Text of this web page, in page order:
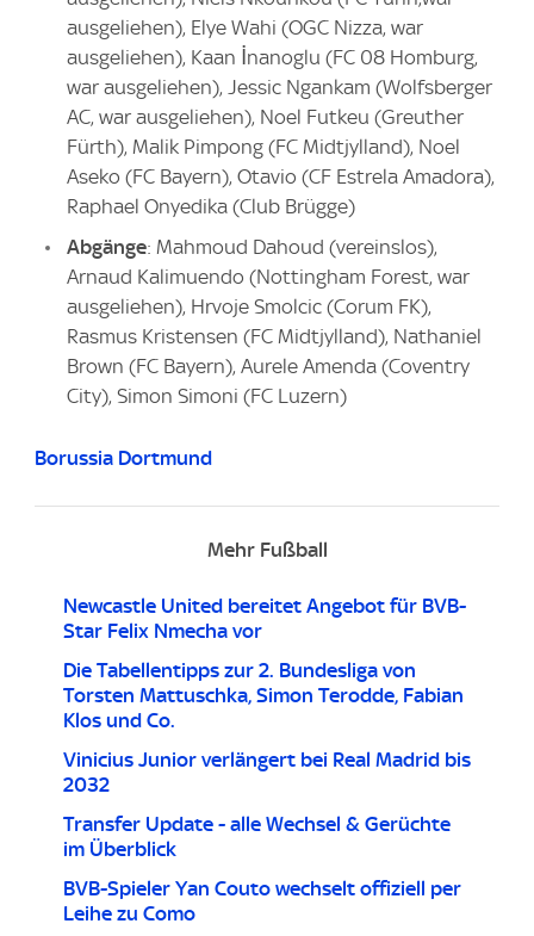
ausgeliehen), Elye Wahi (OGC Nizza, war
ausgeliehen), Kaan İnanoglu (FC 08 Homburg,
war ausgeliehen), Jessic Ngankam (Wolfsberger
AC, war ausgeliehen), Noel Futkeu (Greuther
Fürth), Malik Pimpong (FC Midtjylland), Noel
Aseko (FC Bayern), Otavio (CF Estrela Amadora),
Raphael Onyedika (Club Brügge)
Abgänge: Mahmoud Dahoud (vereinslos),
Arnaud Kalimuendo (Nottingham Forest, war
ausgeliehen), Hrvoje Smolcic (Corum FK),
Rasmus Kristensen (FC Midtjylland), Nathaniel
Brown (FC Bayern), Aurele Amenda (Coventry
City), Simon Simoni (FC Luzern)
Borussia Dortmund
Mehr Fußball
Newcastle United bereitet Angebot für BVB-
Star Felix Nmecha vor
Die Tabellentipps zur 2. Bundesliga von
Torsten Mattuschka, Simon Terodde, Fabian
Klos und Co.
Vinicius Junior verlängert bei Real Madrid bis
2032
Transfer Update - alle Wechsel & Gerüchte
im Überblick
BVB-Spieler Yan Couto wechselt offiziell per
Leihe zu Como